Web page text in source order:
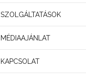
SZOLGÁLTATÁSOK
MÉDIAAJÁNLAT
KAPCSOLAT